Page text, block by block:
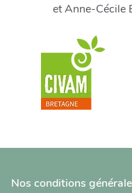
et Anne-Cécile
Nos conditions